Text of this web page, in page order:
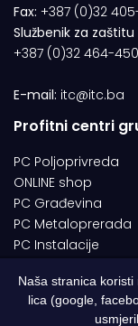
Fax: +387 (0)32
Službenik za
+387 (0)32 464-450
E-mail: itc@itc.ba
Profitni centri
PC Poljoprivreda
ONLINE shop
PC Građevina
PC Metaloprerada
PC Instalacije
© 1994-2026 | ITC
Naša stranica
lica (google,